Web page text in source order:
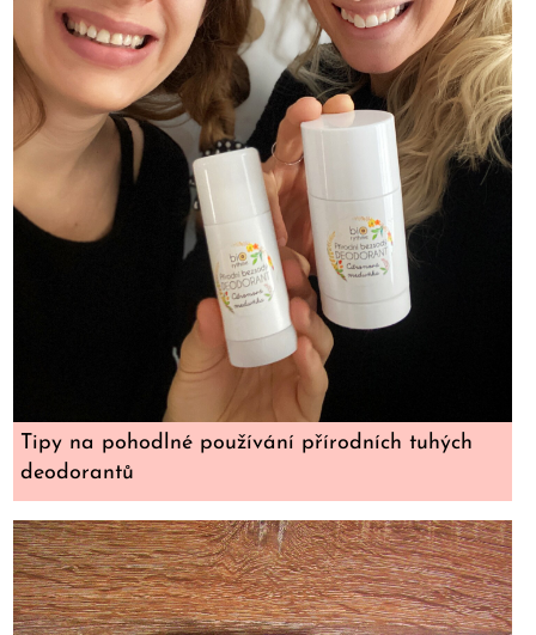
Tipy na pohodlné používání přírodních tuhých
deodorantů